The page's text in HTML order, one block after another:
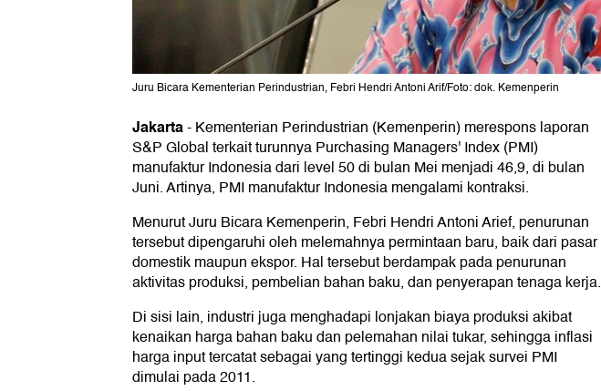
Juru Bicara Kementerian Perindustrian, Febri Hendri Antoni Arif/Foto: dok. Kemenperin
Jakarta-Kementerian Perindustrian (Kemenperin) merespons laporan
S&P Global terkait turunnya Purchasing Managers' Index (PMI)
manufaktur Indonesia dari level 50 di bulan Mei menjadi 46,9, di bulan
Juni. Artinya, PMI manufaktur Indonesia mengalami kontraksi.
Menurut Juru Bicara Kemenperin, Febri Hendri Antoni Arief, penurunan
tersebut dipengaruhi oleh melemahnya permintaan baru, baik dari pasar
domestik maupun ekspor. Hal tersebut berdampak pada penurunan
aktivitas produksi, pembelian bahan baku, dan penyerapan tenaga kerja.
Di sisi lain, industri juga menghadapi lonjakan biaya produksi akibat
kenaikan harga bahan baku dan pelemahan nilai tukar, sehingga inflasi
harga input tercatat sebagai yang tertinggi kedua sejak survei PMI
dimulai pada 2011.